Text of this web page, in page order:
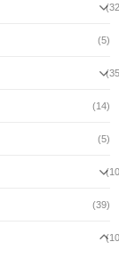
(5)
(14)
(5)
(39)